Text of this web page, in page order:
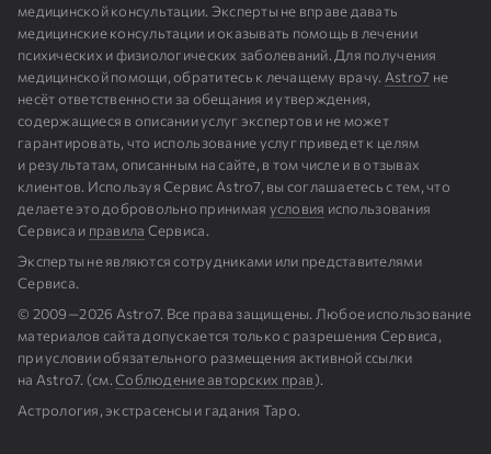
медицинской консультации. Эксперты не вправе давать
медицинские консультации и оказывать помощь в лечении
психических и физиологических заболеваний. Для получения
медицинской помощи, обратитесь к лечащему врачу. Astro7 не
несёт ответственности за обещания и утверждения,
содержащиеся в описании услуг экспертов и не может
гарантировать, что использование услуг приведет к целям
и результатам, описанным на сайте, в том числе и в отзывах
клиентов. Используя Сервис Astro7, вы соглашаетесь с тем, что
делаете это добровольно принимая условия использования
Сервиса и правила Сервиса.
Эксперты не являются сотрудниками или представителями
Сервиса.
© 2009⁠—⁠2026 Astro7. Все права защищены. Любое использование
материалов сайта допускается только с разрешения Сервиса,
при условии обязательного размещения активной ссылки
на Astro7. (см.Cоблюдение авторских прав).
Астрология, экстрасенсы и гадания Таро.